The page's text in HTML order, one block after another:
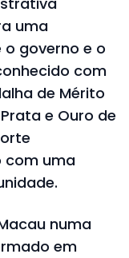
uma
governo e o
com
de Mérito
e Ouro de
com uma
numa
em